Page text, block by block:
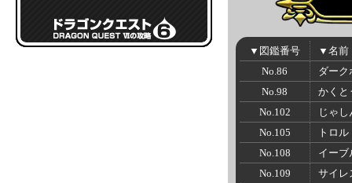
▼図鑑番号
▼名前
No.86
ダーク
No.98
かくと
No.102
じゃ
No.105
トロル
No.108
イーブ
No.109
サイレ